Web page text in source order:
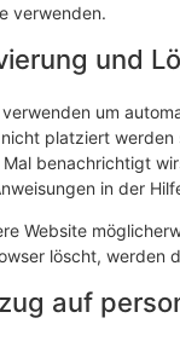
verwenden.
und
um
platziert
benachrichtigt
in der
Website
löscht,
auf